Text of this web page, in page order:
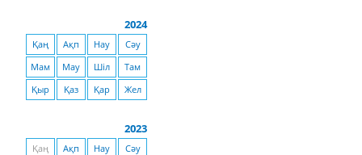
2024
Қаң Ақп Нау
Сәу
Мам
Мау Шіл
Там
Қыр
Қаз Қар Жел
2023
Қаң Ақп Нау
Сәу